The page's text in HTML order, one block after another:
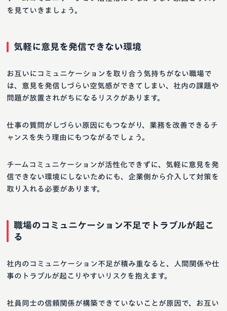
を見ていきましょう。
気軽に意見を発信できない環境
お互いにコミュニケーションを取り合う気持ちがない職場で
は、意見を発信しづらい空気感ができてしまい、社内の課題や
問題が放置されがちになるリスクがあります。
仕事の質問がしづらい原因にもつながり、業務を改善できるチ
ャンスを失う理由にもつながるでしょう。
チームコミュニケーションが活性化できずに、気軽に意見を発
信できない環境にしないためにも、企業側から介入して対策を
取り入れる必要があります。
職場のコミュニケーション不足でトラブルが起こ
る
社内のコミュニケーション不足が積み重なると、人間関係や仕
事のトラブルが起こりやすいリスクを抱えます。
社員同士の信頼関係が構築できていないことが原因で、お互い